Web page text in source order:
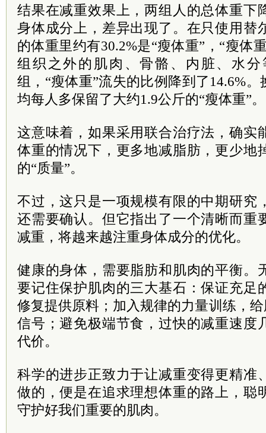
结果在减重效果上，两组人的总体重下
身体成分上，差异出现了。在只使用替
的体重里约有30.2%是“瘦体重”，“瘦体
组织之外的肌肉、骨骼、内脏、水
组，“瘦体重”流失的比例降到了14.6%
均每人多保留了大约1.9公斤的“瘦体重”。
这意味着，如果采用联合治疗法，确实
体重的情况下，更多地减脂肪，更少地
的“质量”。
不过，这只是一项规模有限的中期研究
还需要确认。但它指出了一个清晰而重
减重，将越来越注重身体成分的优化。
健康的身体，需要脂肪和肌肉的平衡。
要记住保护肌肉的三大基石：保证充足
修复提供原料；加入规律的力量训练，
信号；避免极端节食，过快的减重速度
代价。
科学的进步正致力于让减重变得更精准
做的，便是在追求理想体重的路上，聪
守护好我们重要的肌肉。